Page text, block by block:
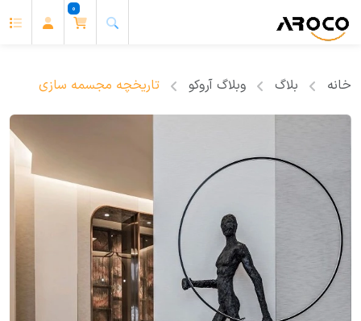
0
خانه بلاگ وبلاگ آروکو تاریخچه مجسمه سازی